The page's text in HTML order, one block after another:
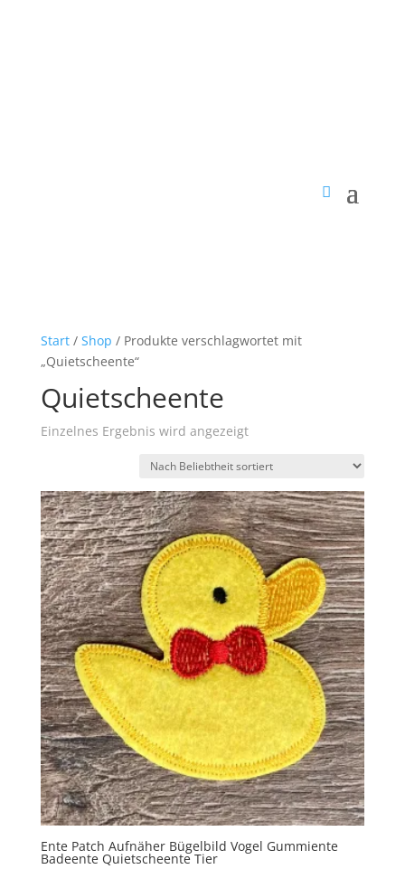
Start/ Shop / Produkte verschlagwortet mit
„Quietscheente“
Quietscheente
Einzelnes Ergebnis wird angezeigt
Ente Patch Aufnäher Bügelbild Vogel Gummiente
Badeente Quietscheente Tier